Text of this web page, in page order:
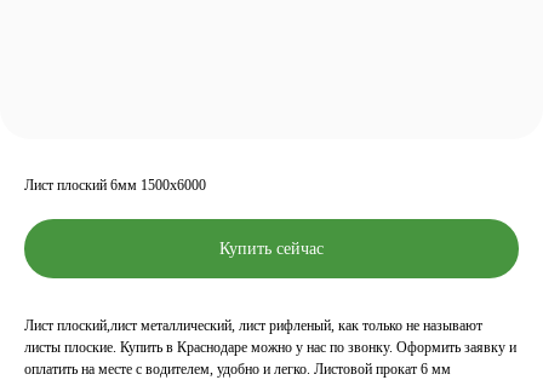
Лист плоский 6мм 1500x6000
Купить сейчас
Лист плоский,лист металлический, лист рифленый, как только не называют
листы плоские. Купить в Краснодаре можно у нас по звонку. Оформить заявку и
оплатить на месте с водителем, удобно и легко. Листовой прокат 6 мм